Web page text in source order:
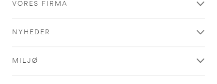
VORES FIRMA
NYHEDER
MILJØ